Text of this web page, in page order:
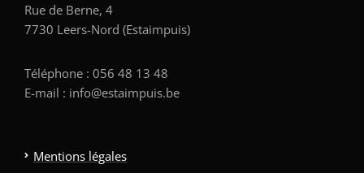
Rue de Berne, 4
7730 Leers-Nord (Estaimpuis)
Téléphone : 056 48 13 48
E-mail : info@estaimpuis.be
Mentions légales